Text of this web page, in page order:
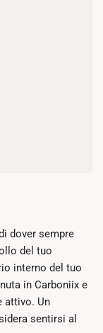
dover sempre
del tuo
interno del tuo
in Carboniix e
attivo. Un
sentirsi al